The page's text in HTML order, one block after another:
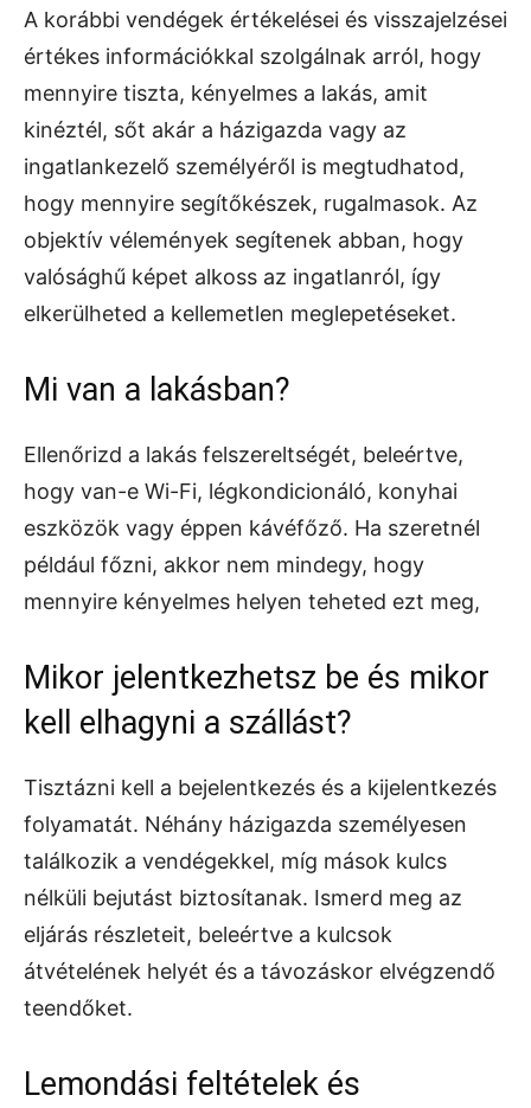
A korábbi vendégek értékelései és visszajelzései
értékes információkkal szolgálnak arról, hogy
mennyire tiszta, kényelmes a lakás, amit
kinéztél, sőt akár a házigazda vagy az
ingatlankezelő személyéről is megtudhatod,
hogy mennyire segítőkészek, rugalmasok. Az
objektív vélemények segítenek abban, hogy
valósághű képet alkoss az ingatlanról, így
elkerülheted a kellemetlen meglepetéseket.
Mi van a lakásban?
Ellenőrizd a lakás felszereltségét, beleértve,
hogy van-e Wi-Fi, légkondicionáló, konyhai
eszközök vagy éppen kávéfőző. Ha szeretnél
például főzni, akkor nem mindegy, hogy
mennyire kényelmes helyen teheted ezt meg,
Mikor jelentkezhetsz be és mikor
kell elhagyni a szállást?
Tisztázni kell a bejelentkezés és a kijelentkezés
folyamatát. Néhány házigazda személyesen
találkozik a vendégekkel, míg mások kulcs
nélküli bejutást biztosítanak. Ismerd meg az
eljárás részleteit, beleértve a kulcsok
átvételének helyét és a távozáskor elvégzendő
teendőket.
Lemondási feltételek és